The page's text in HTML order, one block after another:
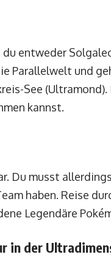
entweder
Parallelwelt und
See
kannst.
Du musst
haben. Reise
Legendäre
in der